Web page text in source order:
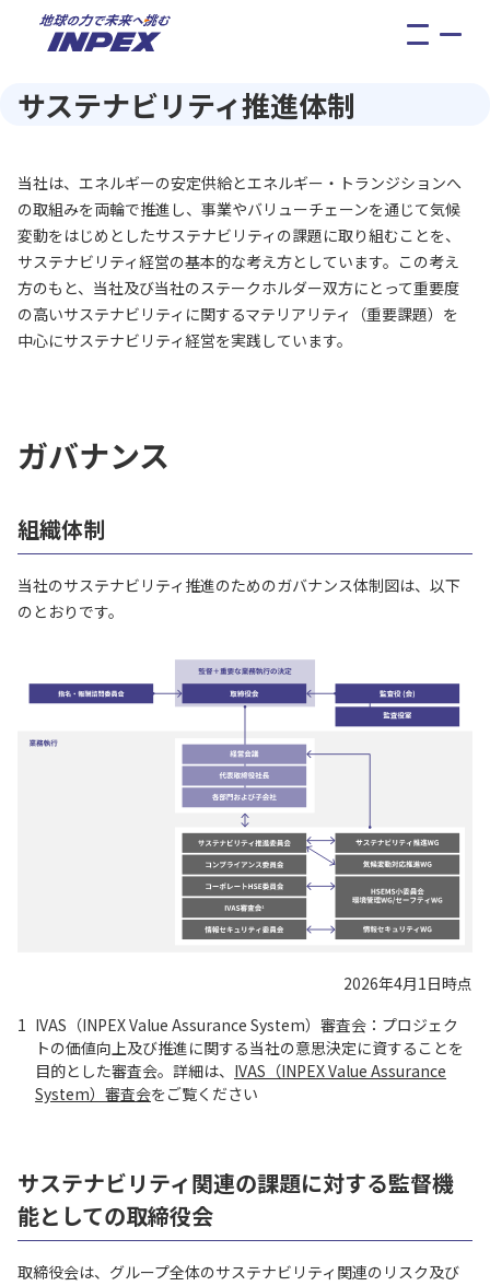
サステナビリティ推進体制
当社は、エネルギーの安定供給とエネルギー・トランジションへ
の取組みを両輪で推進し、事業やバリューチェーンを通じて気候
変動をはじめとしたサステナビリティの課題に取り組むことを、
サステナビリティ経営の基本的な考え方としています。この考え
方のもと、当社及び当社のステークホルダー双方にとって重要度
の高いサステナビリティに関するマテリアリティ（重要課題）を
中心にサステナビリティ経営を実践しています。
ガバナンス
組織体制
当社のサステナビリティ推進のためのガバナンス体制図は、以下
のとおりです。
2026年4月1日時点
1 IVAS（INPEX Value Assurance System）審査会：プロジェク
トの価値向上及び推進に関する当社の意思決定に資することを
目的とした審査会。詳細は、 IVAS（INPEX Value Assurance
System）審査会をご覧ください
サステナビリティ関連の課題に対する監督機
能としての取締役会
取締役会は、グループ全体のサステナビリティ関連のリスク及び